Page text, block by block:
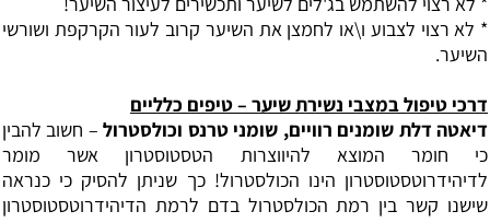
* לא רצוי לצבוע ו\או לחמצן את השיער קרוב לעור הקרקפת ושורשי
השיער.
דרכי טיפול במצבי נשירת שיער – טיפים כלליים
דיאטה דלת שומנים רוויים, שומני טרנס וכולסטרול– חשוב להבין
כי חומר המוצא להיווצרות הטסטוסטרון אשר מומר
לדיהידרוטסטוסטרון הינו הכולסטרול! כך שניתן להסיק כי כנראה
שישנו קשר בין רמת הכולסטרול בדם לרמת הדיהידרוטסטוסטרון